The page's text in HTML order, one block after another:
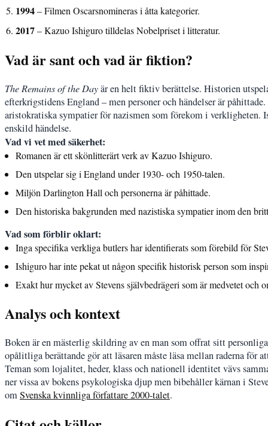
1994– Filmen Oscarsnomineras i åtta kategorier.
2017– Kazuo Ishiguro tilldelas Nobelpriset i litteratur.
Vad är sant och vad är fiktion?
The Remains of the Dayär en helt fiktiv berättelse. Historien
efterkrigstidens England – men personer och händelser är
aristokratiska sympatier för nazismen som förekom i verkligheten.
enskild händelse.
Vad vi vet med säkerhet:
Romanen är ett skönlitterärt verk av Kazuo Ishiguro.
Den utspelar sig i England under 1930- och 1950-talen.
Miljön Darlington Hall och personerna är påhittade.
Den historiska bakgrunden med nazistiska sympatier inom den
Vad som förblir oklart:
Inga specifika verkliga butlers har identifierats som förebild för
Ishiguro har inte pekat ut någon specifik historisk person som
Exakt hur mycket av Stevens självbedrägeri som är medvetet och
Analys och kontext
Boken är en mästerlig skildring av en man som offrat sitt
opålitliga berättande gör att läsaren måste läsa mellan raderna för
Teman som lojalitet, heder, klass och nationell identitet vävs
ner vissa av bokens psykologiska djup men bibehåller kärnan i
omSvenska kvinnliga författare 2000-talet.